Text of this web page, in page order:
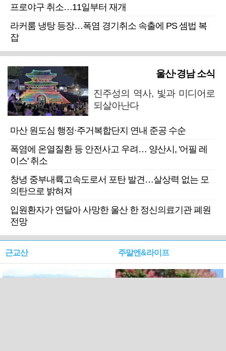
프로야구 취소…11일부터 재개
라커룸 냉탕 등장…폭염 경기취소 속출에 PS 셈법 복
잡
울산·경남 소식
진주성의 역사, 빛과 미디어로
되살아난다
마산 원도심 행정·주거복합단지 연내 준공 수순
폭염에 온열질환 등 안전사고 우려… 양산시, '어필 레
이스' 취소
창녕 중부내륙고속도로서 포탄 발견…살상력 없는 모
의탄으로 밝혀져
입원환자가 연달아 사망한 울산 한 정신의료기관 폐원
전망
근교산 주말엔&라이프